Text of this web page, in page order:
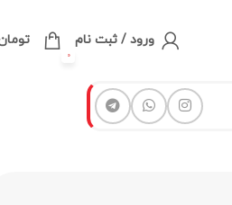
ورود / ثبت نام
0